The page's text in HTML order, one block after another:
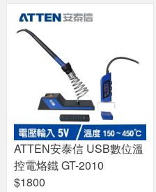
ATTEN安泰信 USB數位溫
控電烙鐵 GT-2010
$1800